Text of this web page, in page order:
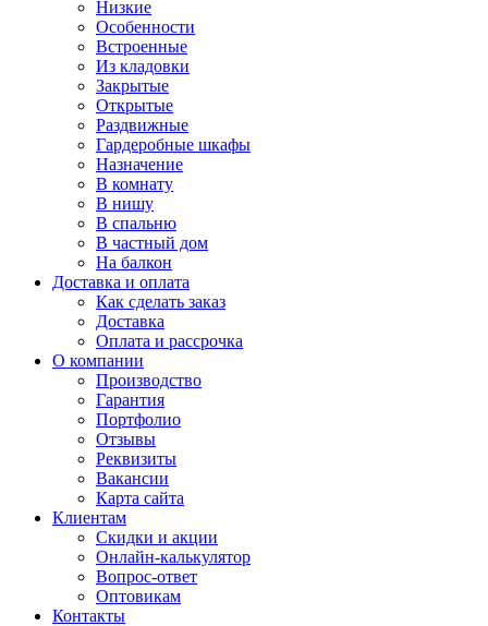
Низкие
Особенности
Встроенные
Из кладовки
Закрытые
Открытые
Раздвижные
Гардеробные шкафы
Назначение
В комнату
В нишу
В спальню
В частный дом
На балкон
Доставка и оплата
Как сделать заказ
Доставка
Оплата и рассрочка
О компании
Производство
Гарантия
Портфолио
Отзывы
Реквизиты
Вакансии
Карта сайта
Клиентам
Скидки и акции
Онлайн-калькулятор
Вопрос-ответ
Оптовикам
Контакты